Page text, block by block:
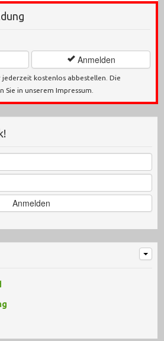
Anmelden
jederzeit kostenlos abbestellen. Die
in unserem Impressum.
Anmelden